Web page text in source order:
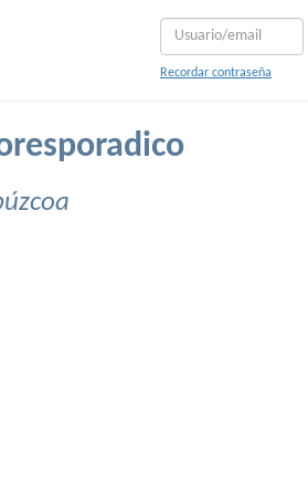
Recordar contraseña